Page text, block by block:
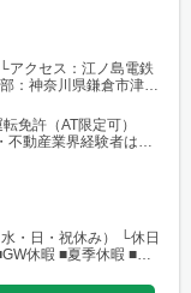
アクセス：江ノ島電鉄
：神奈川県鎌倉市津
転免許（AT限定可）
不動産業界経験者はも
・日・祝休み） └休日
休暇 ■夏季休暇 ■年